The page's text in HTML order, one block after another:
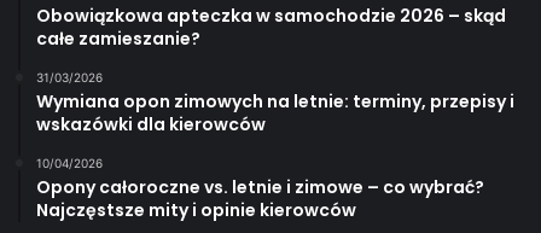
Obowiązkowa apteczka w samochodzie 2026 – skąd
całe zamieszanie?
31/03/2026
Wymiana opon zimowych na letnie: terminy, przepisy i
wskazówki dla kierowców
10/04/2026
Opony całoroczne vs. letnie i zimowe – co wybrać?
Najczęstsze mity i opinie kierowców